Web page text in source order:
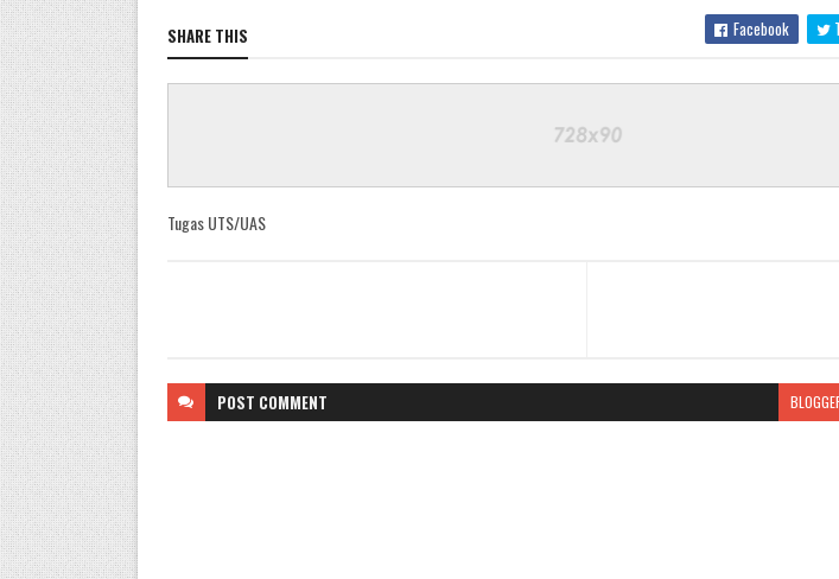
SHARE THIS Facebook
Tugas UTS/UAS
POST COMMENT